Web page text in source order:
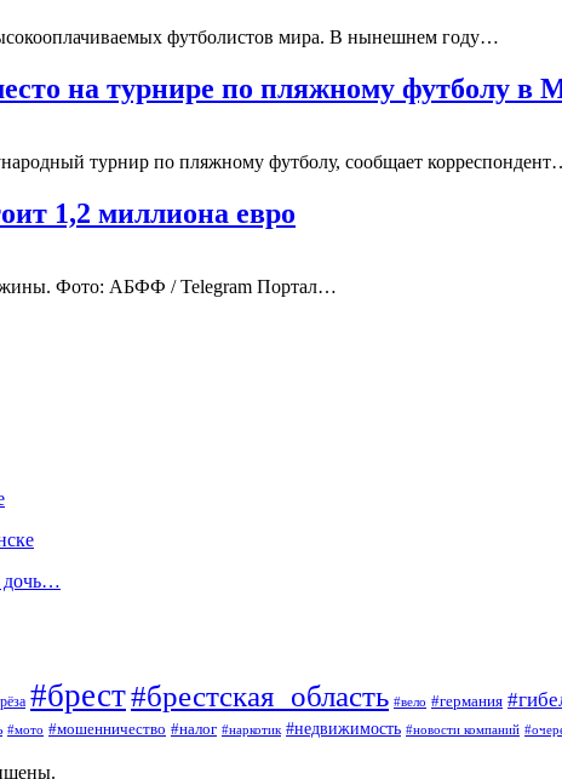
футболистов мира. В нынешнем году…
на турнире по пляжному футболу в
турнир по пляжному футболу, сообщает
1,2 миллиона евро
Фото: АБФФ / Telegram Портал…
дочь…
#брест#брестская_область #вело #германия
#мото #мошенничество #налог #наркотик #недвижимость #новости компаний